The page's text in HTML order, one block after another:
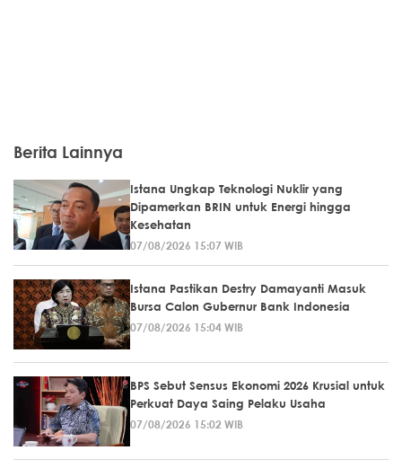
Berita Lainnya
Istana Ungkap Teknologi Nuklir yang
Dipamerkan BRIN untuk Energi hingga
Kesehatan
07/08/2026 15:07 WIB
Istana Pastikan Destry Damayanti Masuk
Bursa Calon Gubernur Bank Indonesia
07/08/2026 15:04 WIB
BPS Sebut Sensus Ekonomi 2026 Krusial untuk
Perkuat Daya Saing Pelaku Usaha
07/08/2026 15:02 WIB